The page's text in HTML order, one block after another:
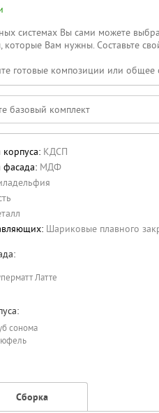
системах Вы сами можете
которые Вам нужны. Составьте
готовые композиции или общее
базовый комплект
КДСП
фасада: МДФ
Шариковые плавного
Латте
сонома
Сборка